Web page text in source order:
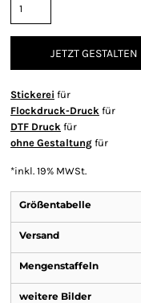
JETZT GESTALTEN
Stickerei für
Flockdruck-Druck für
DTF Druck für
ohne Gestaltung für
*inkl. 19% MWSt.
Größentabelle
Versand
Mengenstaffeln
weitere Bilder